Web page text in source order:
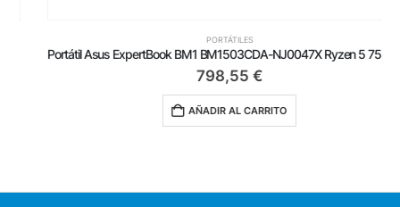
PORTÁTILES
Portátil Asus ExpertBook BM1 BM1503CDA-NJ0047X Ryzen 5 7535U/ 16GB/ 512GB SSD/ 15.6’/ Win11 Pro
798,55€
AÑADIR AL CARRITO